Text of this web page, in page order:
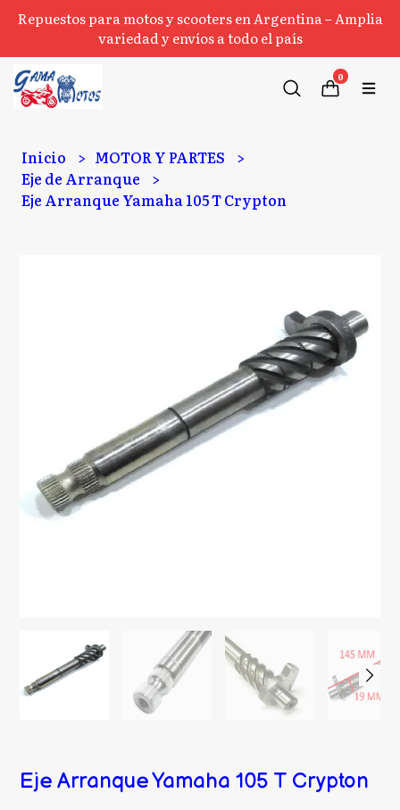
Repuestos para motos y scooters en Argentina – Amplia
variedad y envíos a todo el país
0
Inicio
MOTOR Y PARTES
Eje de Arranque
Eje Arranque Yamaha 105 T Crypton
Eje Arranque Yamaha 105 T Crypton